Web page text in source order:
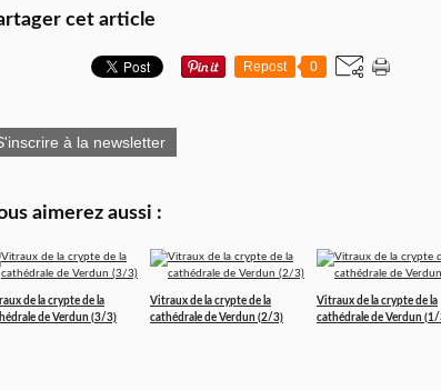
cet article
Repost 0
à la newsletter
aimerez aussi :
de la crypte de la
de Verdun (3/3)
Vitraux de la crypte de la
cathédrale de Verdun (2/3)
Vitraux de la crypte de la
cathédrale de Verdun